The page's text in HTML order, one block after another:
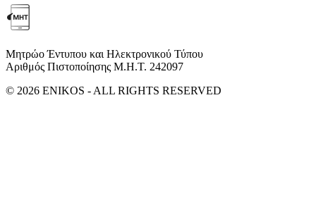
Μητρώο Έντυπου και Ηλεκτρονικού Τύπου
Αριθμός Πιστοποίησης Μ.Η.Τ. 242097
© 2026 ENIKOS - ALL RIGHTS RESERVED